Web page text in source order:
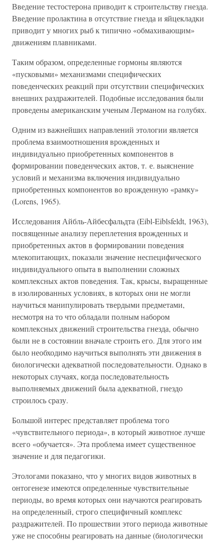
Введение тестостерона приводит к строительству гнезда.
Введение пролактина в отсутствие гнезда и яйцекладки
приводит у многих рыб к типично «обмахивающим»
движениям плавниками.
Таким образом, определенные гормоны являются
«пусковыми» механизмами специфических
поведенческих реакций при отсутствии специфических
внешних раздражителей. Подобные исследования были
проведены американским ученым Лерманом на голубях.
Одним из важнейших направлений этологии является
проблема взаимоотношения врожденных и
индивидуально приобретенных компонентов в
формировании поведенческих актов, т. е. выяснение
условий и механизма включения индивидуально
приобретенных компонентов во врожденную «рамку»
(Lorens, 1965).
Исследования Айбль-Айбесфальдта (Eibl-Eiblsfeldt, 1963),
посвященные анализу переплетения врожденных и
приобретенных актов в формировании поведения
млекопитающих, показали значение неспецифического
индивидуального опыта в выполнении сложных
комплексных актов поведения. Так, крысы, выращенные
в изолированных условиях, в которых они не могли
научиться манипулировать твердыми предметами,
несмотря на то что обладали полным набором
комплексных движений строительства гнезда, обычно
были не в состоянии вначале строить его. Для этого им
было необходимо научиться выполнять эти движения в
биологически адекватной последовательности. Однако в
некоторых случаях, когда последовательность
выполняемых движений была адекватной, гнездо
строилось сразу.
Большой интерес представляет проблема того
«чувствительного периода», в который животное лучше
всего «обучается». Эта проблема имеет существенное
значение и для педагогики.
Этологами показано, что у многих видов животных в
онтогенезе имеются определенные чувствительные
периоды, во время которых они научаются реагировать
на определенный, строго специфичный комплекс
раздражителей. По прошествии этого периода животные
уже не способны реагировать на данные (биологически